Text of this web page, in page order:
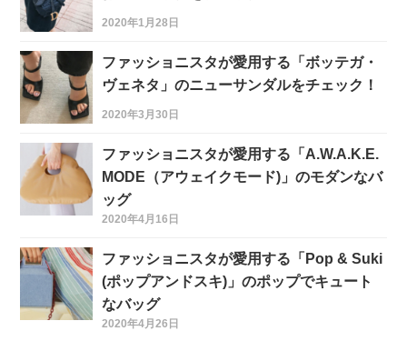
2020年1月28日
ファッショニスタが愛用する「ボッテガ・
ヴェネタ」のニューサンダルをチェック！
2020年3月30日
ファッショニスタが愛用する「A.W.A.K.E.
MODE（アウェイクモード)」のモダンなバ
ッグ
2020年4月16日
ファッショニスタが愛用する「Pop & Suki
(ポップアンドスキ)」のポップでキュート
なバッグ
2020年4月26日